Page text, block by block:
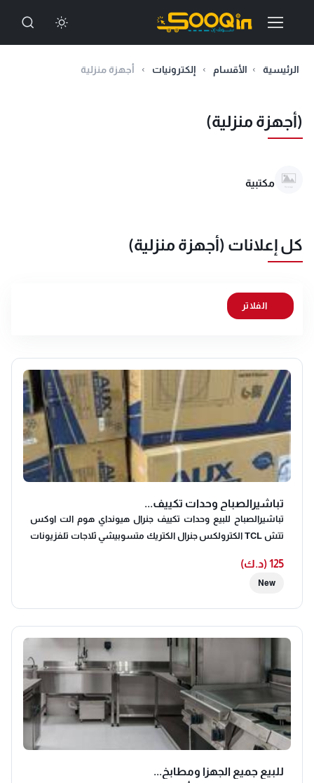
الرئيسية الأقسام إلكترونيات أجهزة منزلية
(أجهزة منزلية)
مكتبية
كل إعلانات (أجهزة منزلية)
الفلاتر
تباشيرالصباح وحدات تكييف...
تباشيرالصباح للبيع وحدات تكييف جنرال هيونداي هوم الت اوكس
تتش TCL الكترولكس جنرال الكتريك متسوبيشي ثلاجات تلفزيونات
125 (د.ك)
New
للبيع جميع الجهزا ومطابخ...